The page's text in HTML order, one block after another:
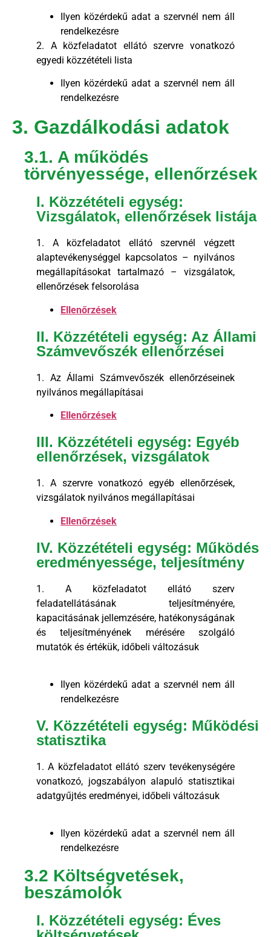
Ilyen közérdekű adat a szervnél nem áll
rendelkezésre
2. A közfeladatot ellátó szervre vonatkozó
egyedi közzétételi lista
Ilyen közérdekű adat a szervnél nem áll
rendelkezésre
3. Gazdálkodási adatok
3.1. A működés
törvényessége, ellenőrzések
I. Közzétételi egység:
Vizsgálatok, ellenőrzések listája
1. A közfeladatot ellátó szervnél végzett
alaptevékenységgel kapcsolatos – nyilvános
megállapításokat tartalmazó – vizsgálatok,
ellenőrzések felsorolása
Ellenőrzések
II. Közzétételi egység: Az Állami
Számvevőszék ellenőrzései
1. Az Állami Számvevőszék ellenőrzéseinek
nyilvános megállapításai
Ellenőrzések
III. Közzétételi egység: Egyéb
ellenőrzések, vizsgálatok
1. A szervre vonatkozó egyéb ellenőrzések,
vizsgálatok nyilvános megállapításai
Ellenőrzések
IV. Közzétételi egység: Működés
eredményessége, teljesítmény
1. A közfeladatot ellátó szerv
feladatellátásának teljesítményére,
kapacitásának jellemzésére, hatékonyságának
és teljesítményének mérésére szolgáló
mutatók és értékük, időbeli változásuk
Ilyen közérdekű adat a szervnél nem áll
rendelkezésre
V. Közzétételi egység: Működési
statisztika
1. A közfeladatot ellátó szerv tevékenységére
vonatkozó, jogszabályon alapuló statisztikai
adatgyűjtés eredményei, időbeli változásuk
Ilyen közérdekű adat a szervnél nem áll
rendelkezésre
3.2 Költségvetések,
beszámolók
I. Közzétételi egység: Éves